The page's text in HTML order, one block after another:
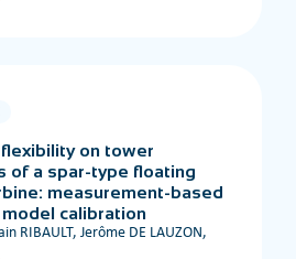
on tower
of a spar-type floating
measurement-based
calibration
RIBAULT, Jerôme DE LAUZON,